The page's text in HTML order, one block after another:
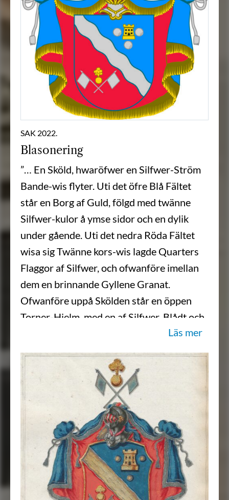
SAK 2022.
Blasonering
”… En Sköld, hwaröfwer en Silfwer-Ström
Bande-wis flyter. Uti det öfre Blå Fältet
står en Borg af Guld, fölgd med twänne
Silfwer-kulor å ymse sidor och en dylik
under gående. Uti det nedra Röda Fältet
wisa sig Twänne kors-wis lagde Quarters
Flaggor af Silfwer, och ofwanföre imellan
dem en brinnande Gyllene Granat.
Ofwanföre uppå Skölden står en öppen
Torner-Hielm, med en af Silfwer, Blådt och
hwaruppå twänne Quarters-Flaggor med
en brinnande Granat, lika med dem i nedre
Fältet stälte äro. Hielm-Täcket är Blådt,
fodradt med Rödt, samt kantadt och
upbundit med Silfwer-Frantsar och
Toffsade Snören. Alldeles som detta
Wapnet med deβ rätta färgor härhos
afmåladt finnes.”
Sköldebrevsavskrifter, RHA, 12A:031.
Läs mer